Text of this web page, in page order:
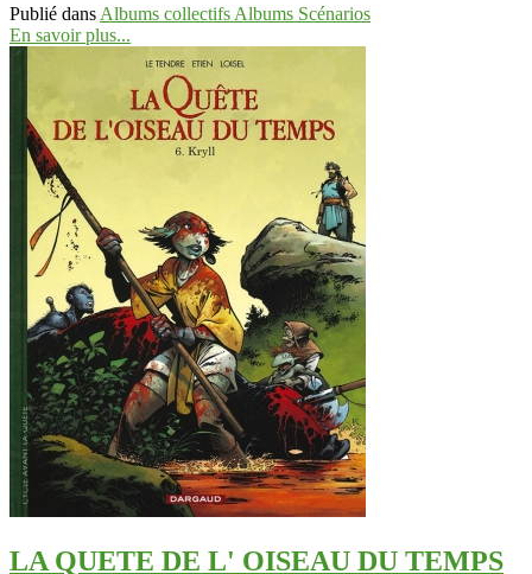
Publié dans Albums collectifs Albums Scénarios
En savoir plus...
LA QUETE DE L' OISEAU DU TEMPS